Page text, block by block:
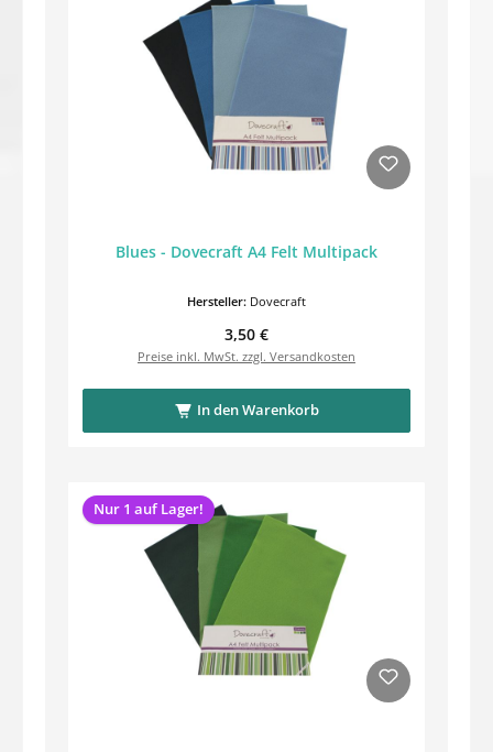
Blues - Dovecraft A4 Felt Multipack
Hersteller: Dovecraft
Regulärer Preis:
3,50 €
Preise inkl. MwSt. zzgl. Versandkosten
In den Warenkorb
Nur 1 auf Lager!